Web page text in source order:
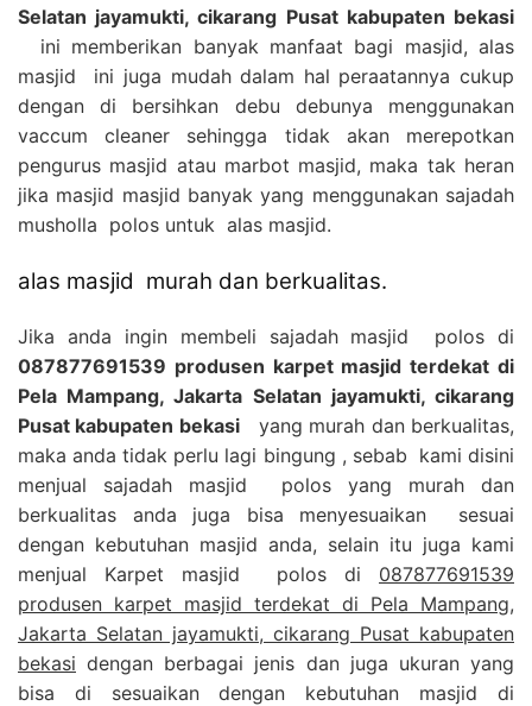
Selatan jayamukti, cikarang Pusat kabupaten bekasi
ini memberikan banyak manfaat bagi masjid, alas
masjid ini juga mudah dalam hal peraatannya cukup
dengan di bersihkan debu debunya menggunakan
vaccum cleaner sehingga tidak akan merepotkan
pengurus masjid atau marbot masjid, maka tak heran
jika masjid masjid banyak yang menggunakan sajadah
musholla polos untuk alas masjid.
alas masjid murah dan berkualitas.
Jika anda ingin membeli sajadah masjid polos di
087877691539 produsen karpet masjid terdekat di
Pela Mampang, Jakarta Selatan jayamukti, cikarang
Pusat kabupaten bekasiyang murah dan berkualitas,
maka anda tidak perlu lagi bingung , sebab kami disini
menjual sajadah masjid polos yang murah dan
berkualitas anda juga bisa menyesuaikan sesuai
dengan kebutuhan masjid anda, selain itu juga kami
menjual Karpet masjid polos di 087877691539
produsen karpet masjid terdekat di Pela Mampang,
Jakarta Selatan jayamukti, cikarang Pusat kabupaten
bekasi dengan berbagai jenis dan juga ukuran yang
bisa di sesuaikan dengan kebutuhan masjid di